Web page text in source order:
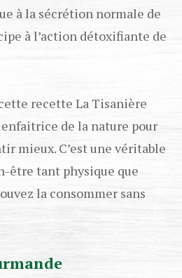
à la sécrétion normale de
à l’action détoxifiante de
recette La Tisanière
de la nature pour
mieux. C’est une véritable
être tant physique que
la consommer sans